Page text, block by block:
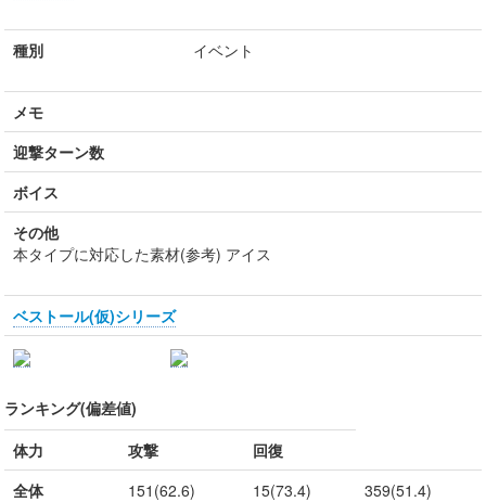
種別 イベント
メモ
迎撃ターン数
ボイス
その他
本タイプに対応した素材(参考) アイス
ベストール(仮)シリーズ
ランキング(偏差値)
体力
攻撃
回復
全体
151(62.6) 15(73.4)
359(51.4)